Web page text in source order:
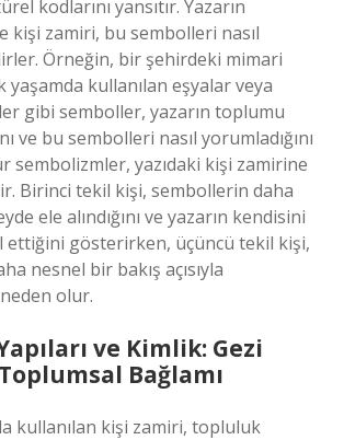
kodlarını yansıtır. Yazarın
kişi zamiri, bu sembolleri nasıl
Örneğin, bir şehirdeki mimari
yaşamda kullanılan eşyalar veya
gibi semboller, yazarın toplumu
ve bu sembolleri nasıl yorumladığını
sembolizmler, yazıdaki kişi zamirine
Birinci tekil kişi, sembollerin daha
ele alındığını ve yazarın kendisini
ettiğini gösterirken, üçüncü tekil kişi,
nesnel bir bakış açısıyla
olur.
ve Kimlik: Gezi
Toplumsal Bağlamı
kullanılan kişi zamiri, topluluk